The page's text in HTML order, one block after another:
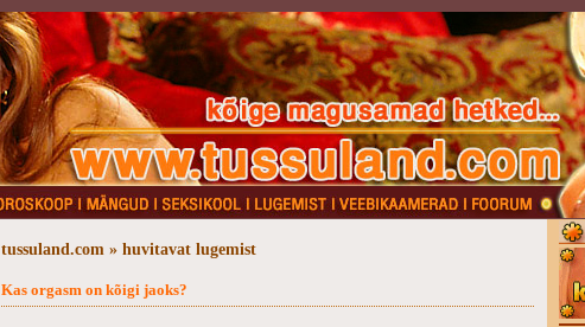
tussuland.com » huvitavat lugemist
Kas orgasm on kõigi jaoks?